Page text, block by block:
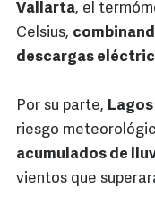
Vallarta, el
Celsius,
descargas
Por su parte,
riesgo
acumulados de
vientos que